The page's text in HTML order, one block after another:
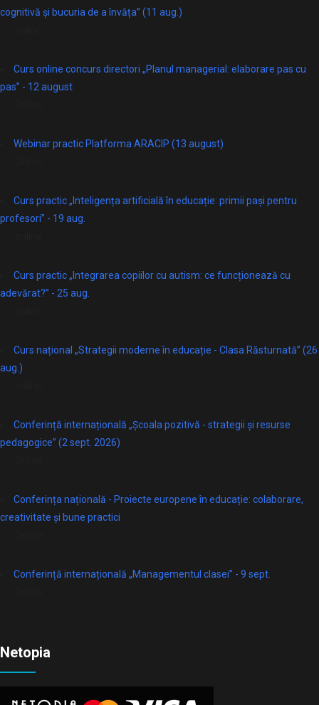
cognitivă și bucuria de a învăța” (11 aug.)
Curs online concurs directori „Planul managerial: elaborare pas cu
pas” - 12 august
Webinar practic Platforma ARACIP (13 august)
Curs practic „Inteligența artificială în educație: primii pași pentru
profesori” - 19 aug.
Curs practic „Integrarea copiilor cu autism: ce funcționează cu
adevărat?” - 25 aug.
Curs național „Strategii moderne în educație - Clasa Răsturnată” (26
aug.)
Conferință internațională „Școala pozitivă - strategii și resurse
pedagogice” (2 sept. 2026)
Conferința națională - Proiecte europene în educație: colaborare,
creativitate și bune practici
Conferință internațională „Managementul clasei” - 9 sept.
Netopia